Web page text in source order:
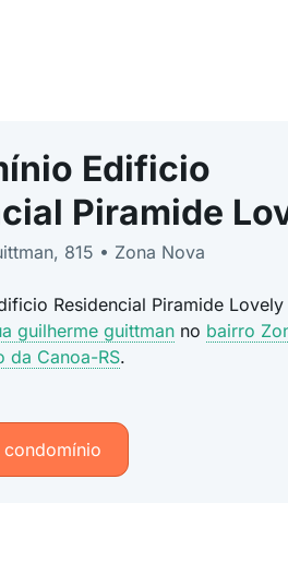
Edificio
Piramide
815 • Zona Nova
Residencial Piramide Lovely
guilherme guittmanno bairro
da Canoa-RS.